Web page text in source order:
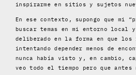
inspirarme en sitios y sujetos
En ese contexto, supongo que mi
buscar temas en mi entorno local y
deliberado en la forma en que
intentando depender menos de
nunca había visto y, en cambio,
veo todo el tiempo pero que antes